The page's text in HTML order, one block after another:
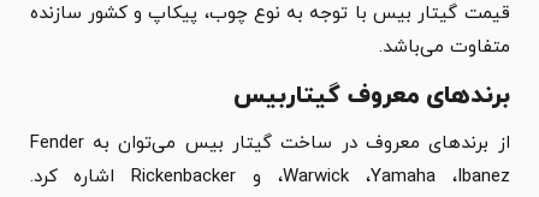
قیمت گیتار بیس با توجه به نوع چوب، پیکاپ و کشور سازنده
متفاوت می‌باشد.
برندهای معروف گیتاربیس
از برندهای معروف در ساخت گیتار بیس می‌توان به Fender
،Warwick ،Yamaha ،Ibanez و Rickenbacker اشاره کرد.